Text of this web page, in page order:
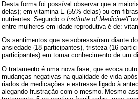
Desta forma foi possível observar que a
delas); em vitamina E (55% delas) ou em
nutrientes. Segundo o Institute of Medicine/
entre mulheres em idade repro­dutiva é de:
Os sentimentos que se sobressaíram diante
ansiedade (18 participantes), tristeza (16
participantes) em tomar conhecimento de um
O tratamento é uma nova fase, que evoca
mudanças negativas na qualidade de vida
riados de medicações e estresse ligado à
alegando frustração com o mesmo. Mesmo